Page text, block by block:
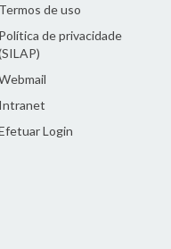
Termos de uso
Política de privacidade
Intranet
Login